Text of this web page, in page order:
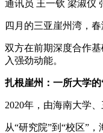
通讯员 王一钦 梁淑仪
四月的三亚崖州湾，
双方在前期深度合作
入强劲动能。
扎根崖州：一所大学
2020年，由海南大学
从“研究院”到“校区”